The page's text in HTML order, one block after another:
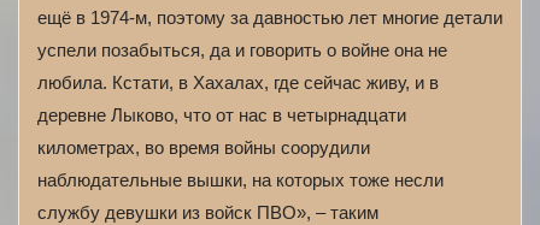
ещё в 1974-м, поэтому за давностью лет многие детали
успели позабыться, да и говорить о войне она не
любила. Кстати, в Хахалах, где сейчас живу, и в
деревне Лыково, что от нас в четырнадцати
километрах, во время войны соорудили
наблюдательные вышки, на которых тоже несли
службу девушки из войск ПВО», – таким